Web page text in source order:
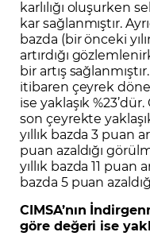
karlılığı oluşurken
kar sağlanmıştır.
bazda (bir önceki
artırdığı
bir artış
itibaren çeyrek
ise yaklaşık
son çeyrekte
yıllık bazda 3 puan
puan azaldığı
yıllık bazda 11
bazda 5 puan
CIMSA’nın
göre değeri ise